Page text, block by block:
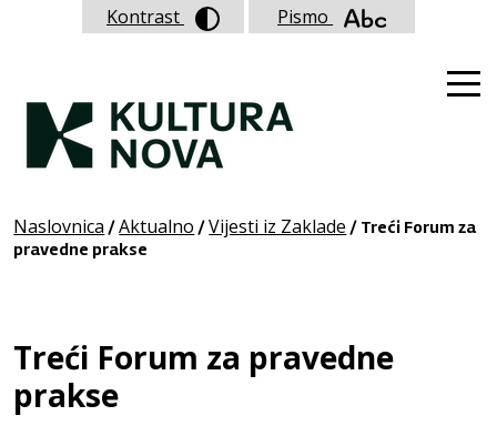
Naslovnica /Aktualno /Vijesti iz Zaklade / Treći Forum za
pravedne prakse
Treći Forum za pravedne
prakse
Kontrast Pismo